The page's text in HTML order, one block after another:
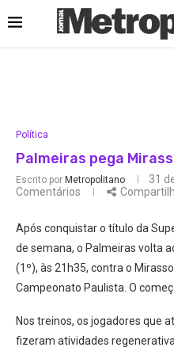
Política
Palmeiras pega
Escrito por Metropolitano 31
Comentários
Após conquistar o título da
de semana, o Palmeiras volta
(1º), às 21h35, contra o
Campeonato Paulista. O
Nos treinos, os jogadores que
fizeram atividades